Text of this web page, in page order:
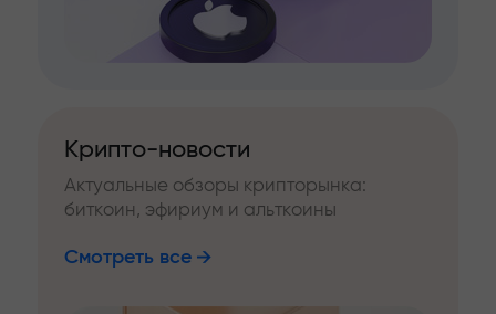
Крипто-новости
Актуальные обзоры крипторынка:
биткоин, эфириум и альткоины
Смотреть все